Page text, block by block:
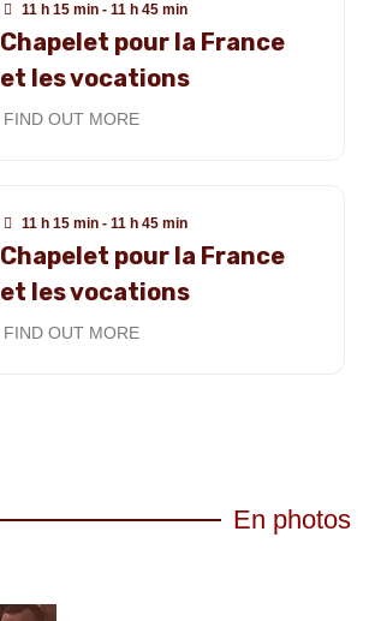
11 h 15 min - 11 h 45 min
Chapelet pour la France
et les vocations
FIND OUT MORE
11 h 15 min - 11 h 45 min
Chapelet pour la France
et les vocations
FIND OUT MORE
En photos